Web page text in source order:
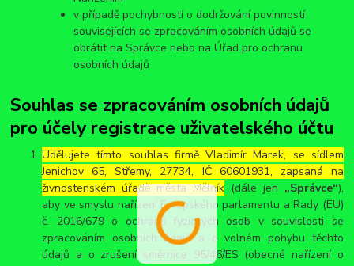
v případě pochybností o dodržování povinností
souvisejících se zpracováním osobních údajů se
obrátit na Správce nebo na Úřad pro ochranu
osobních údajů
Souhlas se zpracováním osobních údajů
pro účely registrace uživatelského účtu
Udělujete tímto souhlas firmě Vladimír Marek, se sídlem
Jenichov 65, Střemy, 27734, IČ 60601931, zapsaná na
živnostenském úřadě města Mělník(dále jen „Správce“),
aby ve smyslu nařízení Evropského parlamentu a Rady (EU)
č. 2016/679 o ochraně fyzických osob v souvislosti se
zpracováním osobních údajů a o volném pohybu těchto
údajů a o zrušení směrnice 95/46/ES (obecné nařízení o